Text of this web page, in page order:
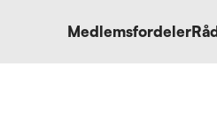
Medlemsfordeler